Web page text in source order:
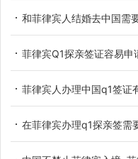
和菲律宾人结婚去中国需
菲律宾Q1探亲签证容易申
菲律宾人办理中国q1签证
在菲律宾办理q1探亲签需